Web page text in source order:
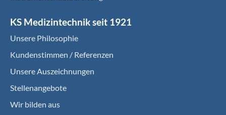
KS Medizintechnik seit 1921
Unsere Philosophie
Kundenstimmen / Referenzen
Unsere Auszeichnungen
Stellenangebote
Wir bilden aus